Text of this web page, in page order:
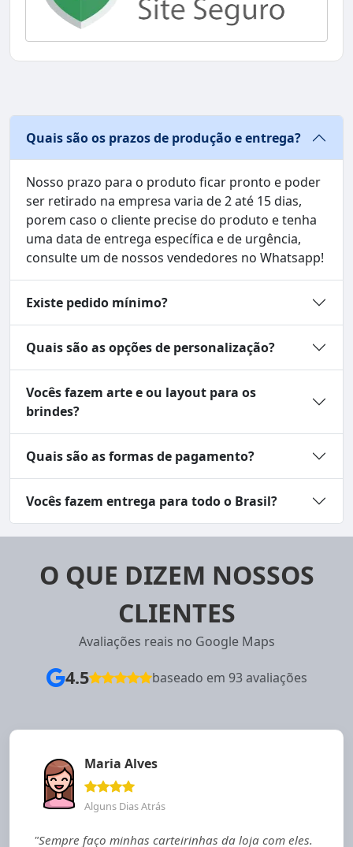
Quais são os prazos de produção e entrega?
Nosso prazo para o produto ficar pronto e poder
ser retirado na empresa varia de 2 até 15 dias,
porem caso o cliente precise do produto e tenha
uma data de entrega específica e de urgência,
consulte um de nossos vendedores no Whatsapp!
Existe pedido mínimo?
Quais são as opções de personalização?
Vocês fazem arte e ou layout para os
brindes?
Quais são as formas de pagamento?
Vocês fazem entrega para todo o Brasil?
O QUE DIZEM NOSSOS
CLIENTES
Avaliações reais no Google Maps
4.5 baseado em 93 avaliações
Maria Alves
Alguns Dias Atrás
"Sempre faço minhas carteirinhas da loja com eles.